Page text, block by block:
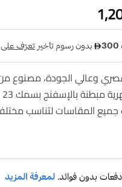
الحالي
هو:
1,200.00 AED.